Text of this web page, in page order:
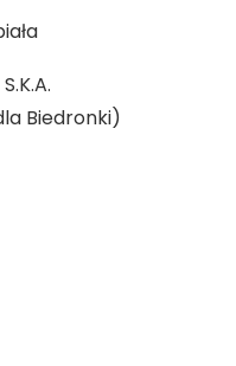
Biedronki)